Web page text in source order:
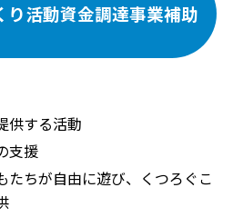
り活動資金調達事業補助
供する活動
支援
たちが自由に遊び、くつろぐこ